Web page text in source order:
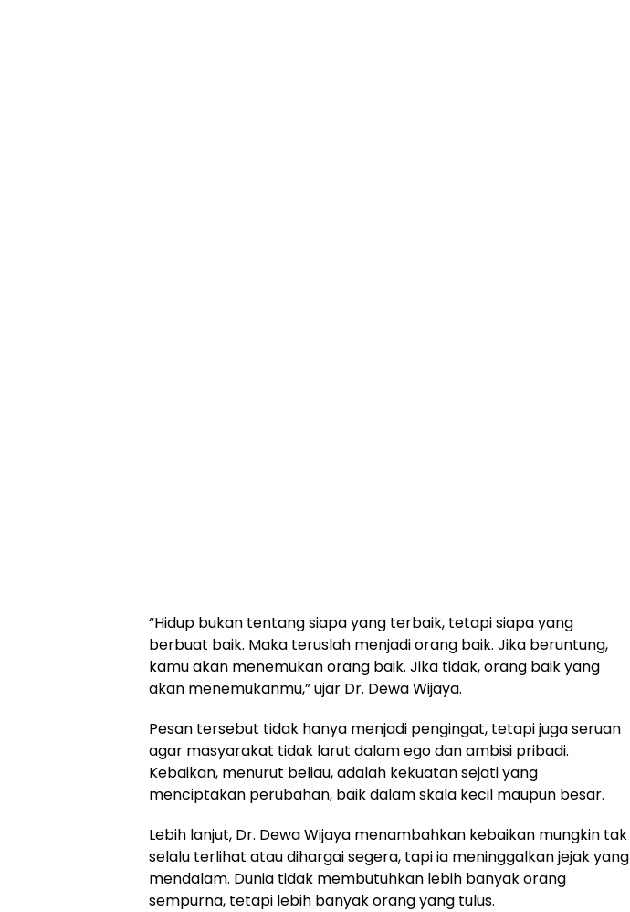
“Hidup bukan tentang siapa yang terbaik, tetapi siapa yang
berbuat baik. Maka teruslah menjadi orang baik. Jika beruntung,
kamu akan menemukan orang baik. Jika tidak, orang baik yang
akan menemukanmu,” ujar Dr. Dewa Wijaya.
Pesan tersebut tidak hanya menjadi pengingat, tetapi juga seruan
agar masyarakat tidak larut dalam ego dan ambisi pribadi.
Kebaikan, menurut beliau, adalah kekuatan sejati yang
menciptakan perubahan, baik dalam skala kecil maupun besar.
Lebih lanjut, Dr. Dewa Wijaya menambahkan kebaikan mungkin tak
selalu terlihat atau dihargai segera, tapi ia meninggalkan jejak yang
mendalam. Dunia tidak membutuhkan lebih banyak orang
sempurna, tetapi lebih banyak orang yang tulus.